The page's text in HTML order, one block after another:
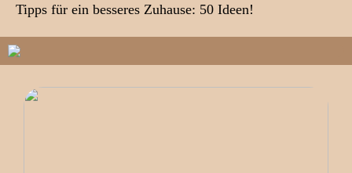
Tipps für ein besseres Zuhause: 50 Ideen!